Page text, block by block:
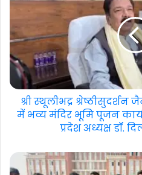
श्री स्थूलीभद्र श्रेष्ठीसुदर्शन
में भव्य मंदिर भूमि पूजन
प्रदेश अध्यक्ष डॉ.